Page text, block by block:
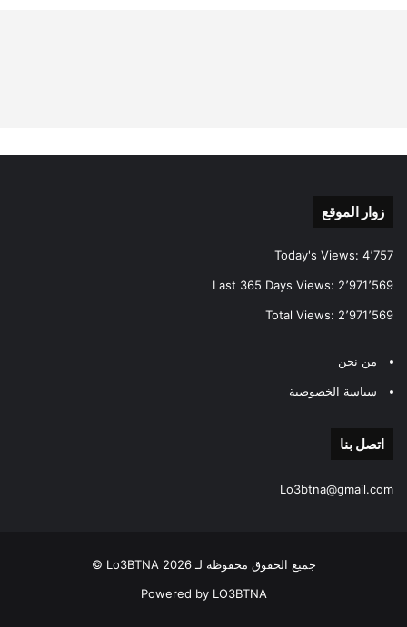
زوار الموقع
Today's Views: 4٬757
Last 365 Days Views: 2٬971٬569
Total Views: 2٬971٬569
من نحن
سياسة الخصوصية
اتصل بنا
Lo3btna@gmail.com
جميع الحقوق محفوظة لـ Lo3BTNA 2026 ©
Powered by LO3BTNA